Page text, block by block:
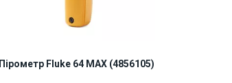
Пірометр Fluke 64 MAX (4856105)